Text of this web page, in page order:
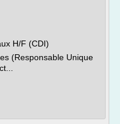
H/F (CDI)
(Responsable Unique